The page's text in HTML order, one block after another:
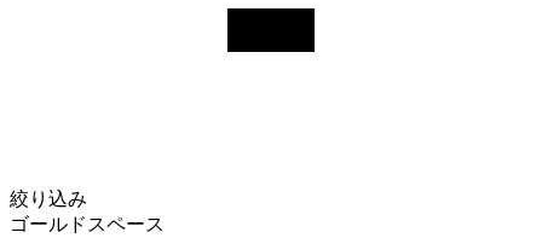
絞り込み
ゴールドスペース